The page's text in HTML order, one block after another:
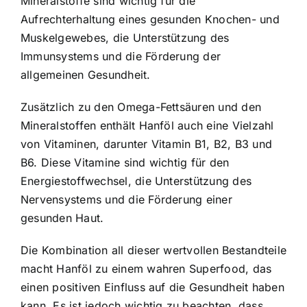
Aufrechterhaltung eines gesunden Knochen- und
Muskelgewebes, die Unterstützung des
Immunsystems und die Förderung der
allgemeinen Gesundheit.
Zusätzlich zu den Omega-Fettsäuren und den
Mineralstoffen enthält Hanföl auch eine Vielzahl
von Vitaminen, darunter Vitamin B1, B2, B3 und
B6. Diese Vitamine sind wichtig für den
Energiestoffwechsel, die Unterstützung des
Nervensystems und die Förderung einer
gesunden Haut.
Die Kombination all dieser wertvollen Bestandteile
macht Hanföl zu einem wahren Superfood, das
einen positiven Einfluss auf die Gesundheit haben